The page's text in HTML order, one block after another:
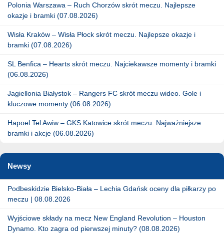
Polonia Warszawa – Ruch Chorzów skrót meczu. Najlepsze
okazje i bramki (07.08.2026)
Wisła Kraków – Wisła Płock skrót meczu. Najlepsze okazje i
bramki (07.08.2026)
SL Benfica – Hearts skrót meczu. Najciekawsze momenty i bramki
(06.08.2026)
Jagiellonia Białystok – Rangers FC skrót meczu wideo. Gole i
kluczowe momenty (06.08.2026)
Hapoel Tel Awiw – GKS Katowice skrót meczu. Najważniejsze
bramki i akcje (06.08.2026)
Newsy
Podbeskidzie Bielsko-Biała – Lechia Gdańsk oceny dla piłkarzy po
meczu | 08.08.2026
Wyjściowe składy na mecz New England Revolution – Houston
Dynamo. Kto zagra od pierwszej minuty? (08.08.2026)